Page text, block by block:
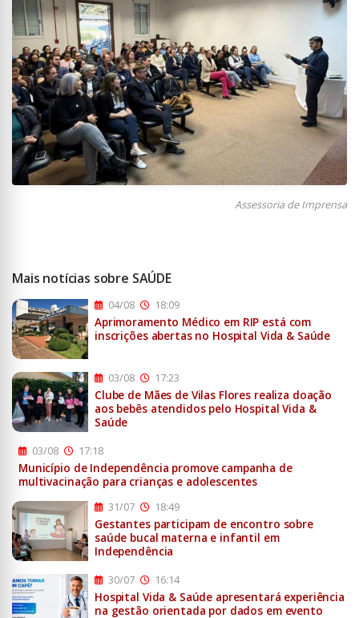
Assessoria de Imprensa
Mais notícias sobre SAÚDE
04/08 18:09
Aprimoramento Médico em RIP está com
inscrições abertas no Hospital Vida & Saúde
03/08 17:23
Clube de Mães de Vilas Flores realiza doação
aos bebês atendidos pelo Hospital Vida &
Saúde
03/08 17:18
Município de Independência promove campanha de
multivacinação para crianças e adolescentes
31/07 18:49
Gestantes participam de encontro sobre
saúde bucal materna e infantil em
Independência
30/07 16:14
Hospital Vida & Saúde apresentará experiência
na gestão orientada por dados em evento